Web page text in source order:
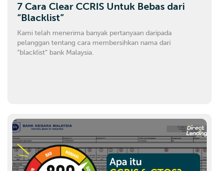
7 Cara Clear CCRIS Untuk Bebas dari
“Blacklist”
Kami telah menerima banyak pertanyaan daripada
pelanggan tentang cara membersihkan nama dari
“blacklist” bank Malaysia.